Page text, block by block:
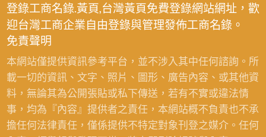
登錄工商名錄.黃頁,台灣黃頁免費登錄網站網址，歡
迎台灣工商企業自由登錄與管理發佈工商名錄。
免責聲明
本網站僅提供資訊參考平台，並不涉入其中任何諮詢。所
載一切的資訊、文字、照片、圖形、廣告內容、或其他資
料，無論其為公開張貼或私下傳送，若有不實或違法情
事，均為『內容』提供者之責任，本網站概不負責也不承
擔任何法律責任，僅係提供不特定對象刊登之媒介。任何